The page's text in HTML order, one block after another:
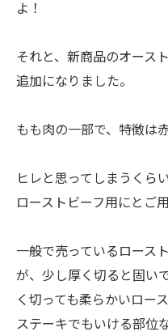
よ！
それと、新商品のオース
追加になりました。
もも肉の一部で、特徴は
ヒレと思ってしまうくら
ローストビーフ用にとご
一般で売っているロース
が、少し厚く切ると固い
く切っても柔らかいロー
ステーキでもいける部位